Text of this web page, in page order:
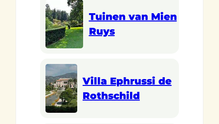
Tuinen van Mien
Ruys
Villa Ephrussi de
Rothschild